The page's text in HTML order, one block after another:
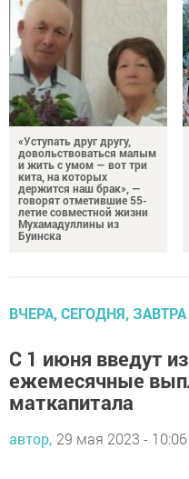
«Уступать друг другу,
довольствоваться малым
и жить с умом — вот три
кита, на которых
держится наш брак», —
говорят отметившие 55-
летие совместной жизни
Мухамадуллины из
Буинска
ВЧЕРА, СЕГОДНЯ, ЗАВТРА
С 1 июня введут
ежемесячные
маткапитала
автор, 29 мая 2023 - 10:06